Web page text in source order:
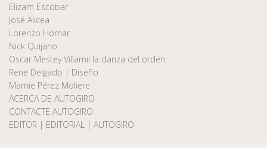
Elizam Escobar
José Alicea
Lorenzo Homar
Nick Quijano
Oscar Mestey Villamil la danza del orden
Rene Delgado | Diseño
Marnie Pérez Moliere
ACERCA DE AUTOGIRO
CONTACTE AUTOGIRO
EDITOR | EDITORIAL | AUTOGIRO